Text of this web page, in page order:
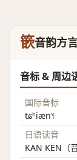
篏音韵方
音标 & 周边
国际音标
tɕʰiæn˥˧
日语读音
KAN KEN（